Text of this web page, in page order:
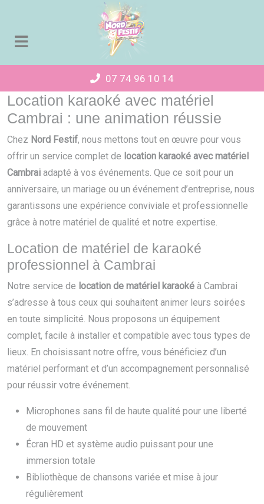
07 74 96 10 14
Location karaoké avec matériel
Cambrai : une animation réussie
Chez Nord Festif, nous mettons tout en œuvre pour vous
offrir un service complet de location karaoké avec matériel
Cambrai adapté à vos événements. Que ce soit pour un
anniversaire, un mariage ou un événement d’entreprise, nous
garantissons une expérience conviviale et professionnelle
grâce à notre matériel de qualité et notre expertise.
Location de matériel de karaoké
professionnel à Cambrai
Notre service de location de matériel karaoké à Cambrai
s’adresse à tous ceux qui souhaitent animer leurs soirées
en toute simplicité. Nous proposons un équipement
complet, facile à installer et compatible avec tous types de
lieux. En choisissant notre offre, vous bénéficiez d’un
matériel performant et d’un accompagnement personnalisé
pour réussir votre événement.
Microphones sans fil de haute qualité pour une liberté
de mouvement
Écran HD et système audio puissant pour une
immersion totale
Bibliothèque de chansons variée et mise à jour
régulièrement
Panneau de gestion des cookies